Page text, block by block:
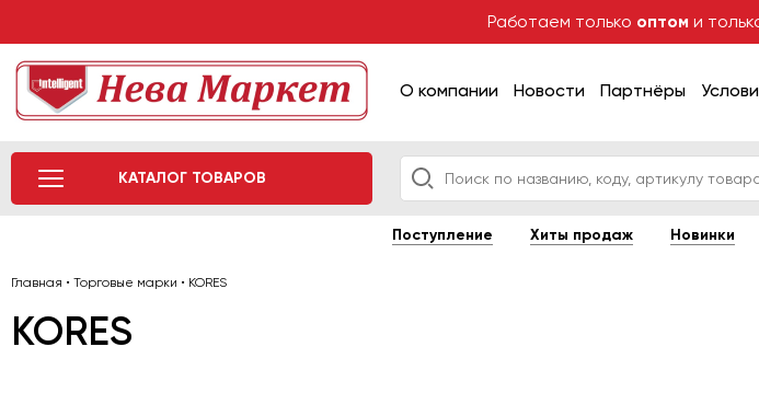
Работаем только оптом и
О компании Новости Партнёры
КАТАЛОГ ТОВАРОВ
Поступление Хиты продаж Новинки
Главная • Торговые марки • KORES
KORES